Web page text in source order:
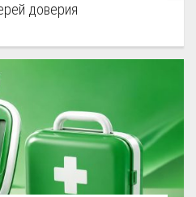
доверия